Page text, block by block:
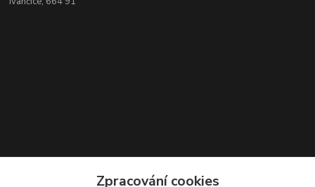
Zpracování cookies